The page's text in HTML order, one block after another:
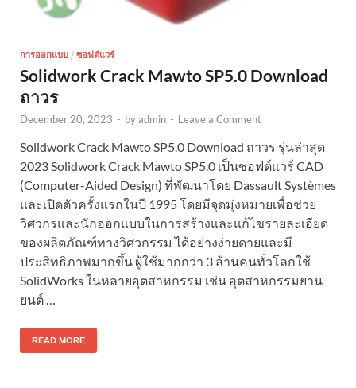
การออกแบบ / ซอฟต์แวร์
Solidwork Crack Mawto SP5.0 Download
ถาวร
December 20, 2023 - byadmin - Leave a Comment
Solidwork Crack Mawto SP5.0 Download ถาวร รุ่นล่าสุด
2023 Solidwork Crack Mawto SP5.0 เป็นซอฟต์แวร์ CAD
(Computer-Aided Design) ที่พัฒนาโดย Dassault Systèmes
และเปิดตัวครั้งแรกในปี 1995 โดยมีจุดมุ่งหมายเพื่อช่วย
วิศวกรและนักออกแบบในการสร้างและแก้ไขรายละเอียด
ของผลิตภัณฑ์ทางวิศวกรรม ได้อย่างง่ายดายและมี
ประสิทธิภาพมากขึ้น ผู้ใช้มากกว่า 3 ล้านคนทั่วโลกใช้
SolidWorks ในหลายอุตสาหกรรม เช่น อุตสาหกรรมยาน
ยนต์ …
READ MORE